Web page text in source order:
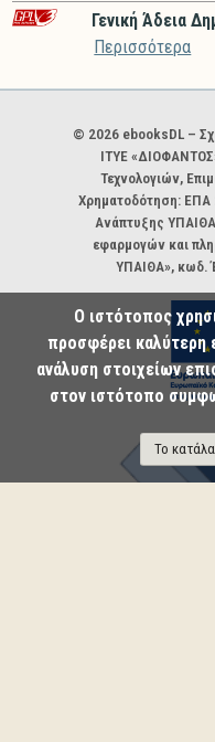
Γενική Άδεια
Περισσότερα
Χορηγοί και φορείς
© 2026 ebooksDL –
ΙΤΥΕ
Τεχνολογιών,
Χρηματοδότηση: ΕΠΑ
Ανάπτυξης
εφαρμογών και
ΥΠΑΙΘΑ», κωδ.
Ο ιστότοπος
προσφέρει καλύτερη
ανάλυση στοιχείων
στον ιστότοπο
Το